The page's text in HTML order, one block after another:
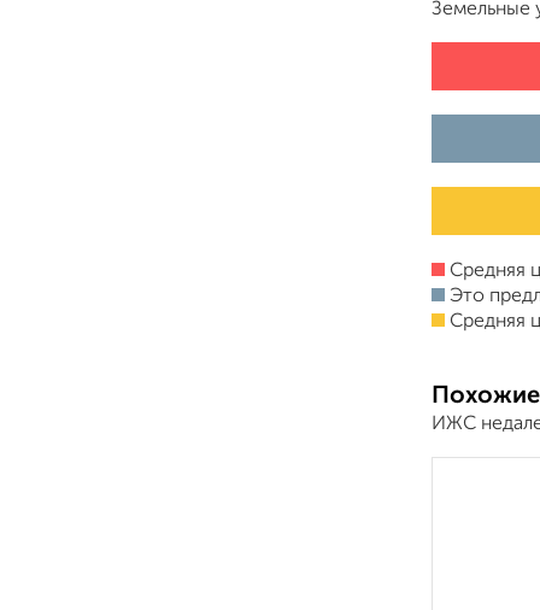
Земельные
Средняя
Это
Средняя
ИЖС